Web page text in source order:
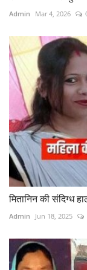
Admin Mar 4, 2026
मितानिन की संदिग्ध
Admin Jun 18, 2025